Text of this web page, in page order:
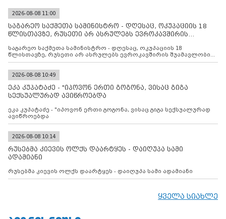
2026-08-08 11:00
საგარეო საქმეთა სამინისტრო - დღესაც, ოკუპაციის 18
წლისთავზე, რუსეთი არ ასრულებს ევროკავშირის
საგარეო საქმეთა სამინისტრო - დღესაც, ოკუპაციის 18
წლისთავზე, რუსეთი არ ასრულებს ევროკავშირის შუამავლობით
დადებულ 2008 წლის 12 აგვისტოს ცეცხლის შეწყვეტის
კონტროლს ოკუპირებულ რეგიონებში, აგრძელებს მათი
მილიტარიზაციის პროცესს და აქტიურად დგამს ნაბიჯებს მათი
ფაქტობრივი ანექსიისკენ
2026-08-08 10:49
ეკა კუპატაძე - "იპოვონ ერთი გოგონა, ვისაც გიგა
სექსუალურად ავიწროებდა
ეკა კუპატაძე - "იპოვონ ერთი გოგონა, ვისაც გიგა სექსუალურად
ავიწროებდა
2026-08-08 10:14
რუსებმა კიევის ოლქს დაარტყეს - დაიღუპა სამი
ადამიანი
რუსებმა კიევის ოლქს დაარტყეს - დაიღუპა სამი ადამიანი
ყველა სიახლე